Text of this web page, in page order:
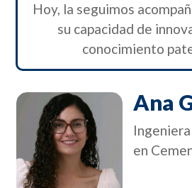
Hoy, la seguimos
su capacidad de
conocimiento
Ana
en